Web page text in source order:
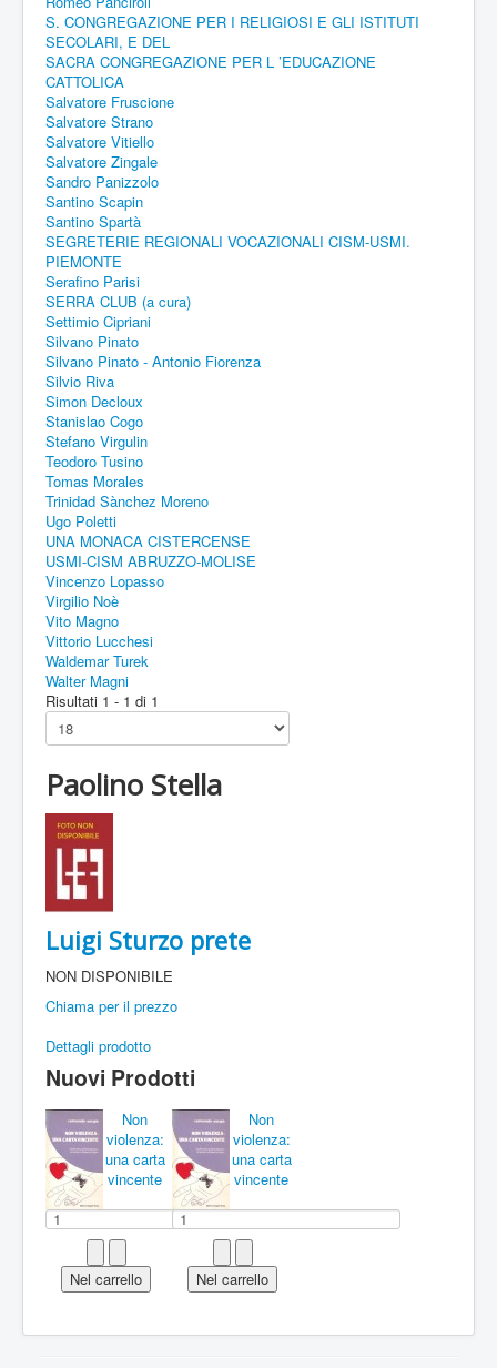
S. CONGREGAZIONE PER I RELIGIOSI E GLI ISTITUTI
SECOLARI, E DEL
SACRA CONGREGAZIONE PER L ’EDUCAZIONE
CATTOLICA
Salvatore Fruscione
Salvatore Strano
Salvatore Vitiello
Salvatore Zingale
Sandro Panizzolo
Santino Scapin
Santino Spartà
SEGRETERIE REGIONALI VOCAZIONALI CISM-USMI.
PIEMONTE
Serafino Parisi
SERRA CLUB (a cura)
Settimio Cipriani
Silvano Pinato
Silvano Pinato - Antonio Fiorenza
Silvio Riva
Simon Decloux
Stanislao Cogo
Stefano Virgulin
Teodoro Tusino
Tomas Morales
Trinidad Sànchez Moreno
Ugo Poletti
UNA MONACA CISTERCENSE
USMI-CISM ABRUZZO-MOLISE
Vincenzo Lopasso
Virgilio Noè
Vito Magno
Vittorio Lucchesi
Waldemar Turek
Walter Magni
Risultati 1 - 1 di 1
Paolino Stella
Luigi Sturzo prete
NON DISPONIBILE
Chiama per il prezzo
Dettagli prodotto
Nuovi Prodotti
Non
violenza:
una carta
vincente
Non
violenza:
una carta
vincente